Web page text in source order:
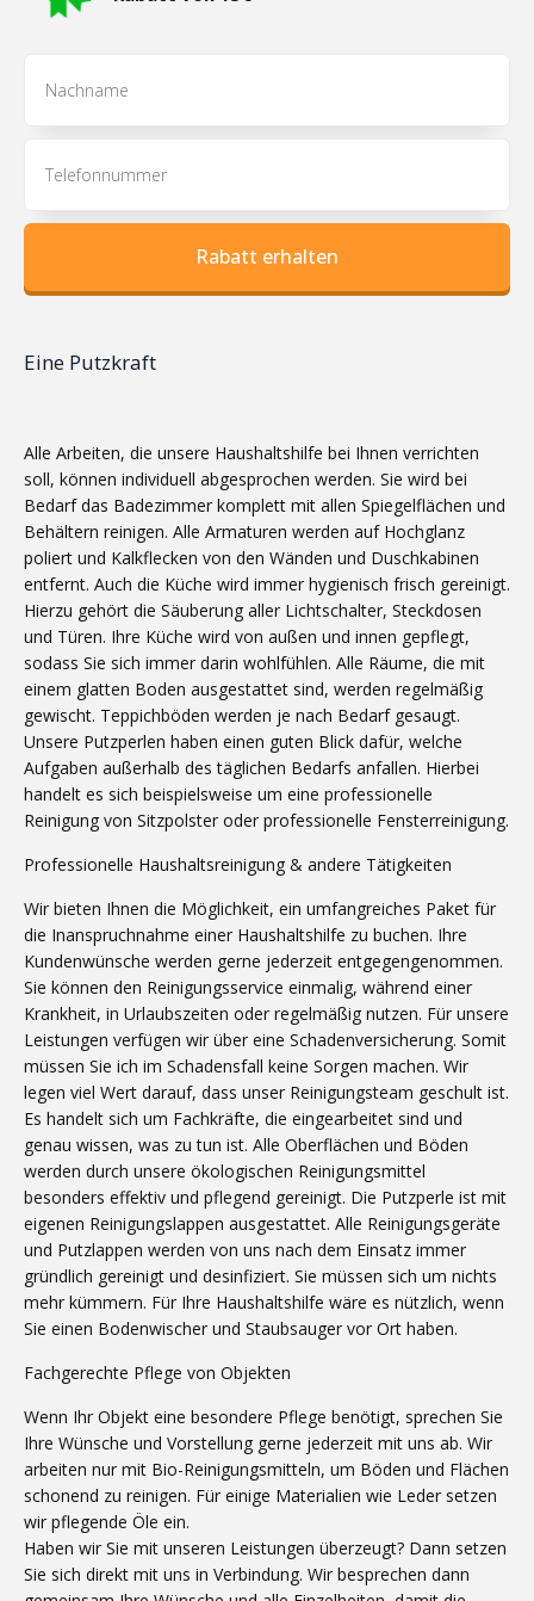
Rabatt erhalten
Eine Putzkraft
Alle Arbeiten, die unsere Haushaltshilfe bei Ihnen verrichten
soll, können individuell abgesprochen werden. Sie wird bei
Bedarf das Badezimmer komplett mit allen Spiegelflächen und
Behältern reinigen. Alle Armaturen werden auf Hochglanz
poliert und Kalkflecken von den Wänden und Duschkabinen
entfernt. Auch die Küche wird immer hygienisch frisch gereinigt.
Hierzu gehört die Säuberung aller Lichtschalter, Steckdosen
und Türen. Ihre Küche wird von außen und innen gepflegt,
sodass Sie sich immer darin wohlfühlen. Alle Räume, die mit
einem glatten Boden ausgestattet sind, werden regelmäßig
gewischt. Teppichböden werden je nach Bedarf gesaugt.
Unsere Putzperlen haben einen guten Blick dafür, welche
Aufgaben außerhalb des täglichen Bedarfs anfallen. Hierbei
handelt es sich beispielsweise um eine professionelle
Reinigung von Sitzpolster oder professionelle Fensterreinigung.
Professionelle Haushaltsreinigung & andere Tätigkeiten
Wir bieten Ihnen die Möglichkeit, ein umfangreiches Paket für
die Inanspruchnahme einer Haushaltshilfe zu buchen. Ihre
Kundenwünsche werden gerne jederzeit entgegengenommen.
Sie können den Reinigungsservice einmalig, während einer
Krankheit, in Urlaubszeiten oder regelmäßig nutzen. Für unsere
Leistungen verfügen wir über eine Schadenversicherung. Somit
müssen Sie ich im Schadensfall keine Sorgen machen. Wir
legen viel Wert darauf, dass unser Reinigungsteam geschult ist.
Es handelt sich um Fachkräfte, die eingearbeitet sind und
genau wissen, was zu tun ist. Alle Oberflächen und Böden
werden durch unsere ökologischen Reinigungsmittel
besonders effektiv und pflegend gereinigt. Die Putzperle ist mit
eigenen Reinigungslappen ausgestattet. Alle Reinigungsgeräte
und Putzlappen werden von uns nach dem Einsatz immer
gründlich gereinigt und desinfiziert. Sie müssen sich um nichts
mehr kümmern. Für Ihre Haushaltshilfe wäre es nützlich, wenn
Sie einen Bodenwischer und Staubsauger vor Ort haben.
Fachgerechte Pflege von Objekten
Wenn Ihr Objekt eine besondere Pflege benötigt, sprechen Sie
Ihre Wünsche und Vorstellung gerne jederzeit mit uns ab. Wir
arbeiten nur mit Bio-Reinigungsmitteln, um Böden und Flächen
schonend zu reinigen. Für einige Materialien wie Leder setzen
wir pflegende Öle ein.
Haben wir Sie mit unseren Leistungen überzeugt? Dann setzen
Sie sich direkt mit uns in Verbindung. Wir besprechen dann